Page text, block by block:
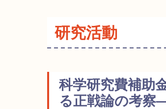
研究活動
科学研究費補助
る正戦論の考察